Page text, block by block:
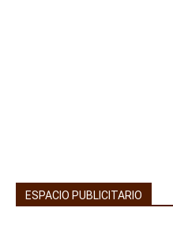
ESPACIO PUBLICITARIO